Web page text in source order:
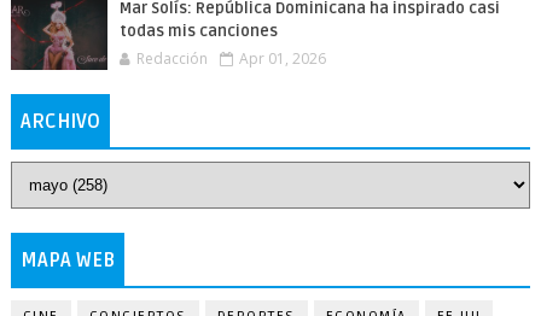
Mar Solís: República Dominicana ha inspirado casi
todas mis canciones
Redacción Apr 01, 2026
ARCHIVO
MAPA WEB